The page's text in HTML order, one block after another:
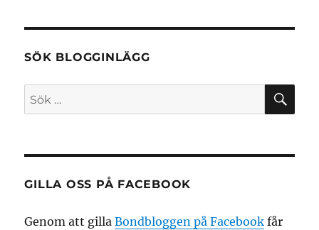
SÖK BLOGGINLÄGG
Sök
efter:
GILLA OSS PÅ FACEBOOK
Genom att gillaBondbloggen på Facebook får